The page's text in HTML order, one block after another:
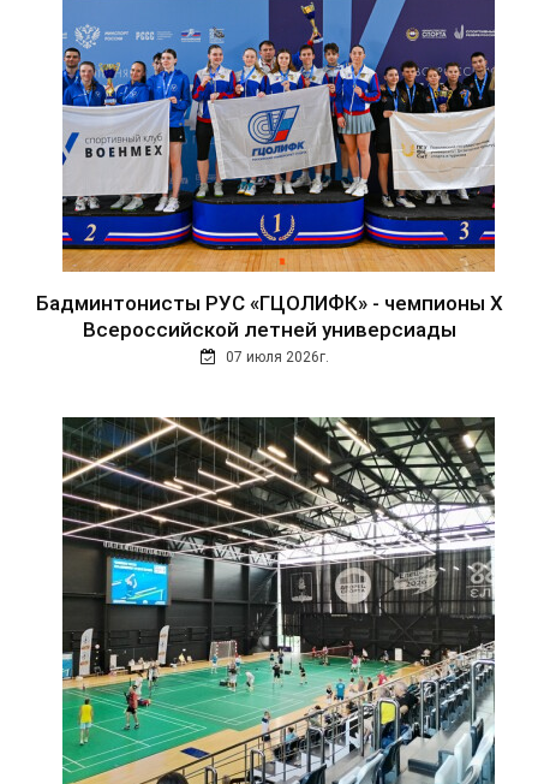
Бадминтонисты РУС «ГЦОЛИФК» - чемпионы Х
Всероссийской летней универсиады
07 июля 2026г.